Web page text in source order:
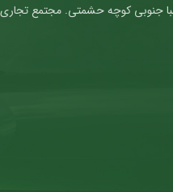
جنوبی کوچه حشمتی. مجتمع تجاری